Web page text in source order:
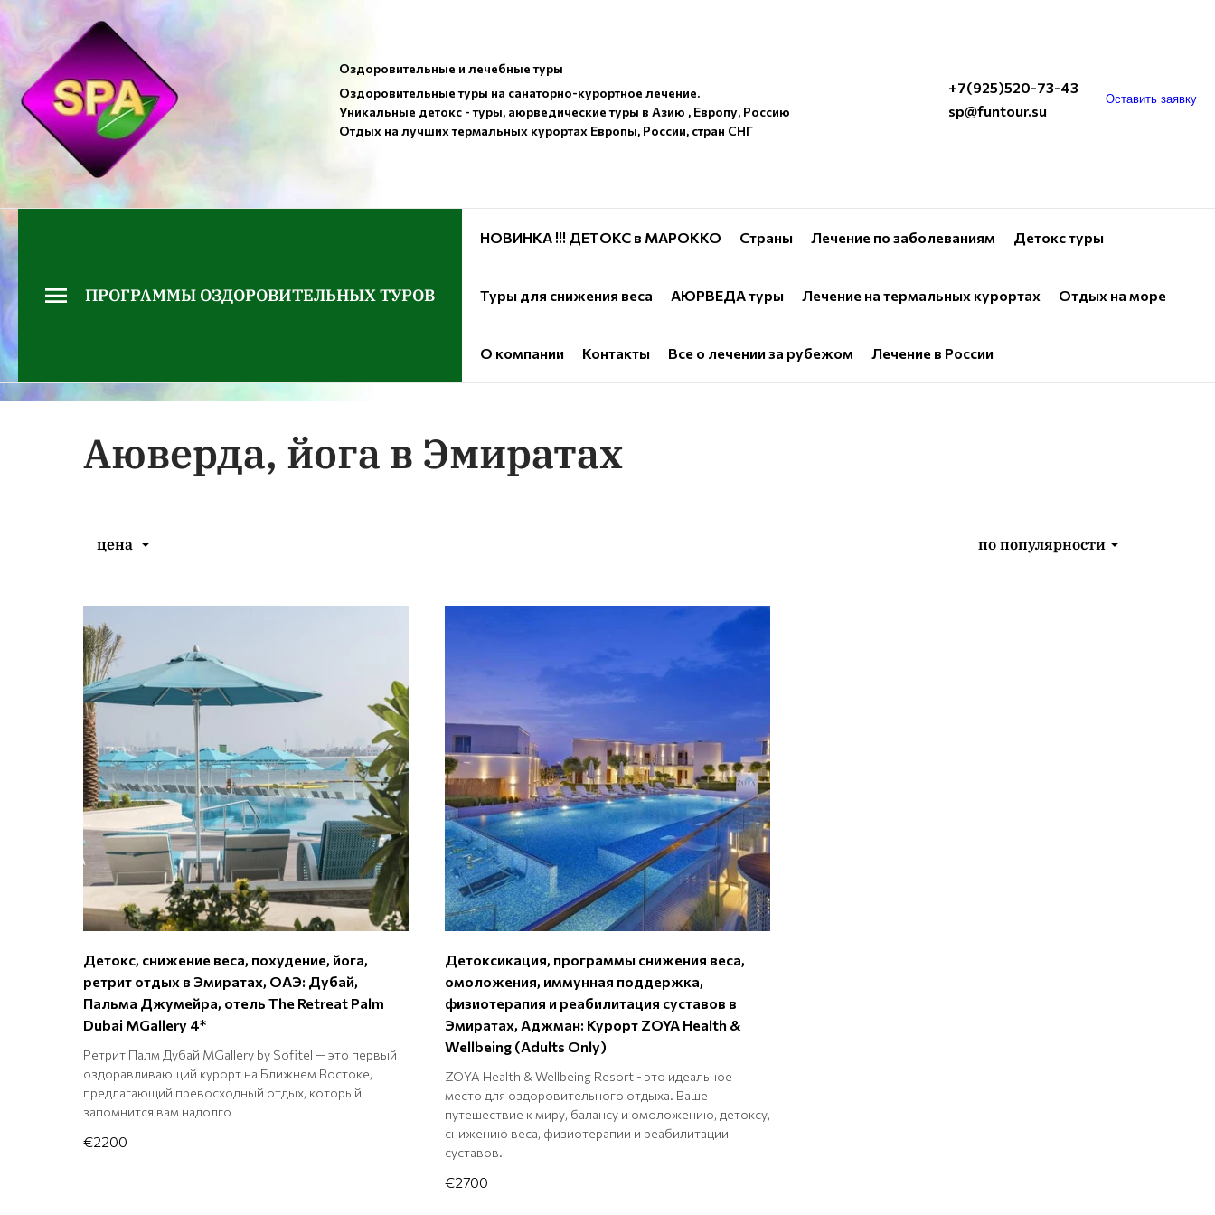
Оздоровительные и лечебные туры
Оздоровительные туры на санаторно-курортное лечение.
Уникальные детокс - туры, аюрведические туры в Азию , Европу, Россию
Отдых на лучших термальных курортах Европы, России, стран СНГ
+7(925)520-73-43
sp@funtour.su
Оставить заявку
ПРОГРАММЫ ОЗДОРОВИТЕЛЬНЫХ ТУРОВ
НОВИНКА !!! ДЕТОКС в МАРОККО Страны Лечение по заболеваниям Детокс туры
Туры для снижения веса АЮРВЕДА туры Лечение на термальных курортах Отдых на море
О компании Контакты Все о лечении за рубежом Лечение в России
Аюверда, йога в Эмиратах
цена по популярности
Детокс, снижение веса, похудение, йога,
ретрит отдых в Эмиратах, ОАЭ: Дубай,
Пальма Джумейра, отель The Retreat Palm
Dubai MGallery 4*
Ретрит Палм Дубай MGallery by Sofitel — это первый
оздоравливающий курорт на Ближнем Востоке,
предлагающий превосходный отдых, который
запомнится вам надолго
€2200
Детоксикация, программы снижения веса,
омоложения, иммунная поддержка,
физиотерапия и реабилитация суставов в
Эмиратах, Аджман: Курорт ZOYA Health &
Wellbeing (Adults Only)
ZOYA Health & Wellbeing Resort - это идеальное
место для оздоровительного отдыха. Ваше
путешествие к миру, балансу и омоложению, детоксу,
снижению веса, физиотерапии и реабилитации
суставов.
€2700